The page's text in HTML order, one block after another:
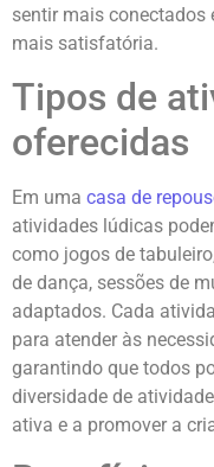
sentir mais conectados
mais satisfatória.
Tipos de
oferecidas
Em uma casa de
atividades lúdicas
como jogos de
de dança, sessões de
adaptados. Cada
para atender às
garantindo que todos
diversidade de
ativa e a promover a